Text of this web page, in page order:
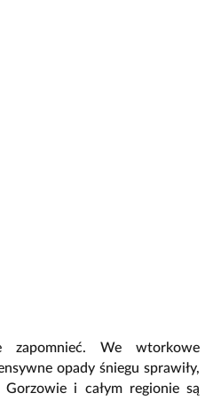
We wtorkowe
opady śniegu sprawiły,
i całym regionie są